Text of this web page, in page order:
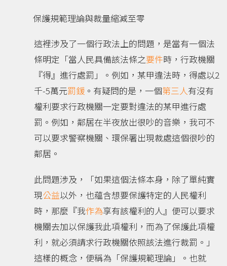
保護規範理論與裁量縮減至零
這裡涉及了一個行政法上的問題，是當有一個法
條明定「當人民具備該法條之要件時，行政機關
『得』進行處罰」。例如，某甲違法時，得處以2
千-5萬元罰鍰 。有疑問的是，一個第三人有沒有
權利要求行政機關一定要對違法的某甲進行處
罰。例如，鄰居在半夜放出很吵的音樂，我可不
可以要求警察機關、環保署出現裁處這個很吵的
鄰居。
此問題涉及，「如果這個法條本身，除了單純實
現公益以外，也蘊含想要保護特定的人民權利
時，那麼『我作為享有該權利的人』便可以要求
機關去加以保護我此項權利，而為了保護此項權
利，就必須請求行政機關依照該法進行裁罰。」
這樣的概念，便稱為「保護規範理論」。也就